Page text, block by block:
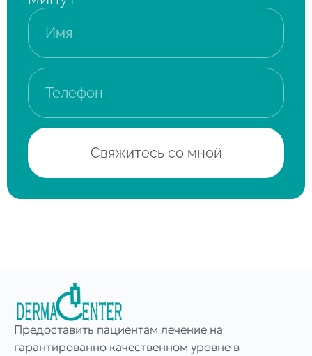
Свяжитесь со мной
Предоставить пациентам лечение на
гарантированно качественном уровне в